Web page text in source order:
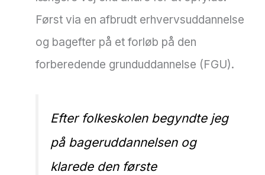
Først via en afbrudt erhvervsuddannelse
og bagefter på et forløb på den
forberedende grunduddannelse (FGU).
Efter folkeskolen begyndte jeg
på bageruddannelsen og
klarede den første